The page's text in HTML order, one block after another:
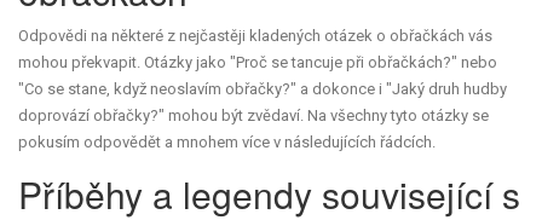
Odpovědi na některé z nejčastěji kladených otázek o obřačkách vás
mohou překvapit. Otázky jako "Proč se tancuje při obřačkách?" nebo
"Co se stane, když neoslavím obřačky?" a dokonce i "Jaký druh hudby
doprovází obřačky?" mohou být zvědaví. Na všechny tyto otázky se
pokusím odpovědět a mnohem více v následujících řádcích.
Příběhy a legendy související s